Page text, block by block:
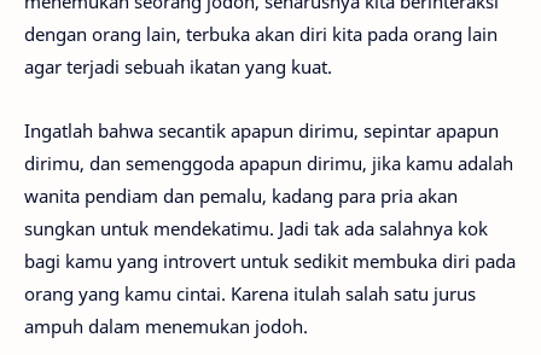
dengan orang lain, terbuka akan diri kita pada orang lain
agar terjadi sebuah ikatan yang kuat.
Ingatlah bahwa secantik apapun dirimu, sepintar apapun
dirimu, dan semenggoda apapun dirimu, jika kamu adalah
wanita pendiam dan pemalu, kadang para pria akan
sungkan untuk mendekatimu. Jadi tak ada salahnya kok
bagi kamu yang introvert untuk sedikit membuka diri pada
orang yang kamu cintai. Karena itulah salah satu jurus
ampuh dalam menemukan jodoh.